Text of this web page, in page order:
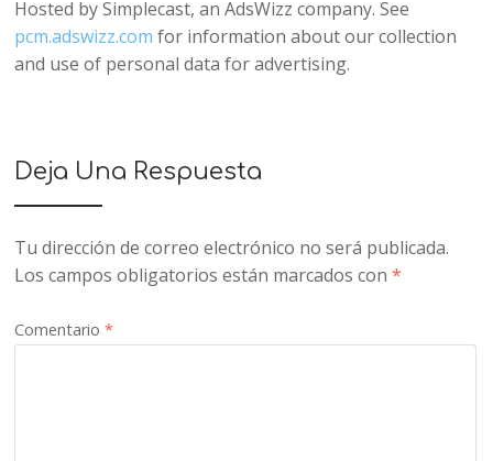
Hosted by Simplecast, an AdsWizz company. See
pcm.adswizz.com for information about our collection
and use of personal data for advertising.
Deja Una Respuesta
Tu dirección de correo electrónico no será publicada.
Los campos obligatorios están marcados con*
Comentario*